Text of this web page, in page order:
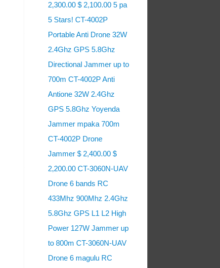
2,300.00 $ 2,100.00 5 pa
5 Stars! CT-4002P
Portable Anti Drone 32W
2.4Ghz GPS 5.8Ghz
Directional Jammer up to
700m CT-4002P Anti
Antione 32W 2.4Ghz
GPS 5.8Ghz Yoyenda
Jammer mpaka 700m
CT-4002P Drone
Jammer $ 2,400.00 $
2,200.00 CT-3060N-UAV
Drone 6 bands RC
433Mhz 900Mhz 2.4Ghz
5.8Ghz GPS L1 L2 High
Power 127W Jammer up
to 800m CT-3060N-UAV
Drone 6 magulu RC